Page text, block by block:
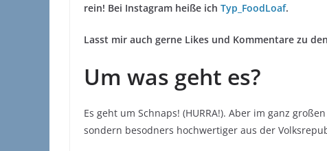
rein! Bei Instagram heiße ich Typ_FoodLoaf.
Lasst mir auch gerne Likes und Kommentare zu
Um was geht es?
Es geht um Schnaps! (HURRA!). Aber im ganz
sondern besodners hochwertiger aus der